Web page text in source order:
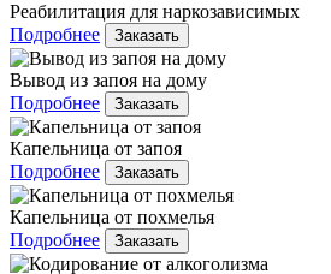
Реабилитация для наркозависимых
Подробнее
Заказать
Вывод из запоя на дому
Подробнее
Заказать
Капельница от запоя
Подробнее
Заказать
Капельница от похмелья
Подробнее
Заказать